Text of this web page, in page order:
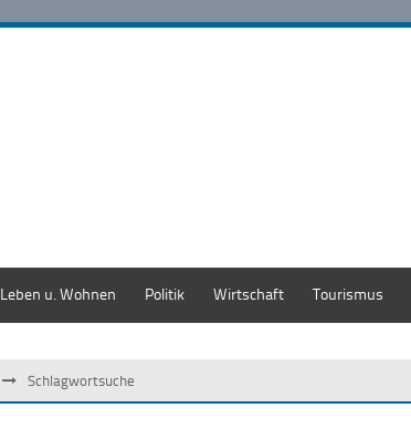
Leben u. Wohnen Politik Wirtschaft Tourismus
Schlagwortsuche